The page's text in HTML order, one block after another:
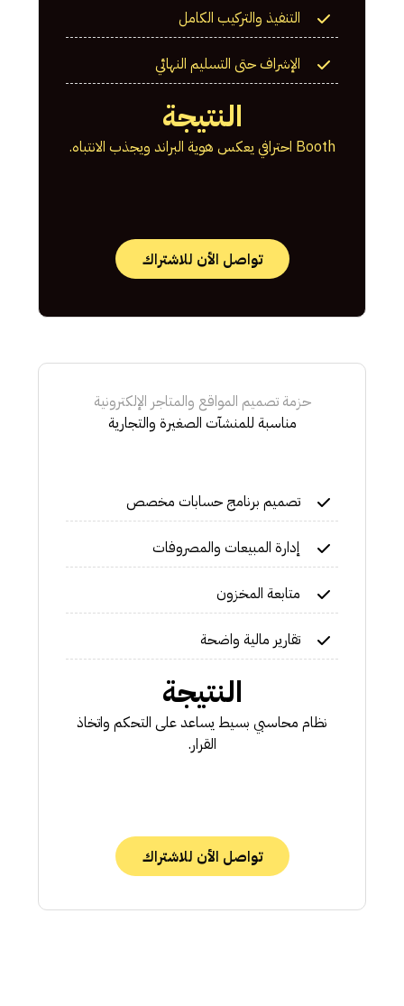
التنفيذ والتركيب الكامل
الإشراف حتى التسليم النهائي
النتيجة
Booth احترافي يعكس هوية البراند ويجذب الانتباه.
تواصل الأن للاشتراك
حزمة تصميم المواقع والمتاجر الإلكترونية
مناسبة للمنشآت الصغيرة والتجارية
تصميم برنامج حسابات مخصص
إدارة المبيعات والمصروفات
متابعة المخزون
تقارير مالية واضحة
النتيجة
نظام محاسبي بسيط يساعد على التحكم واتخاذ
القرار.
تواصل الأن للاشتراك